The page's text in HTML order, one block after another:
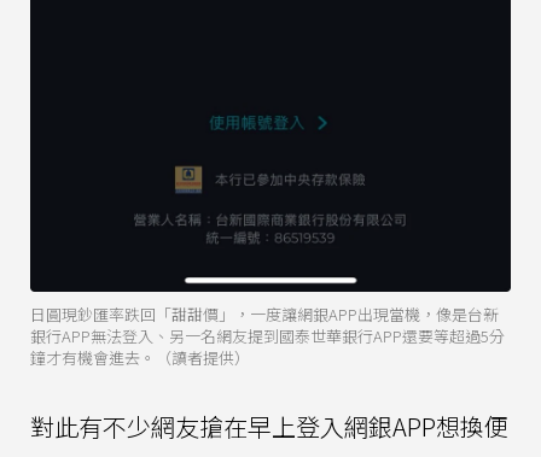
日圓現鈔匯率跌回「甜甜價」，一度讓網銀APP出現當機，像是台新
銀行APP無法登入、另一名網友提到國泰世華銀行APP還要等超過5分
鐘才有機會進去。（讀者提供）
對此有不少網友搶在早上登入網銀APP想換便